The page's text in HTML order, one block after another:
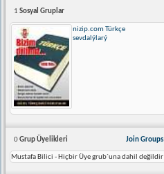
1 Sosyal Gruplar
nizip.com Türkçe
sevdalýlarý
Join Groups
0Grup Üyelikleri
Mustafa Bilici - Hiçbir Üye grub´una dahil değildir